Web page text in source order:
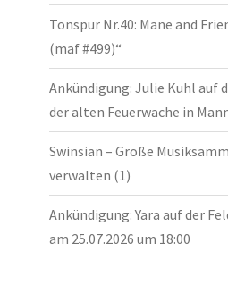
Tonspur Nr.40: Mane and
(maf #499)“
Ankündigung: Julie Kuhl auf
der alten Feuerwache in
Swinsian – Große
verwalten (1)
Ankündigung: Yara auf der
am 25.07.2026 um 18:00